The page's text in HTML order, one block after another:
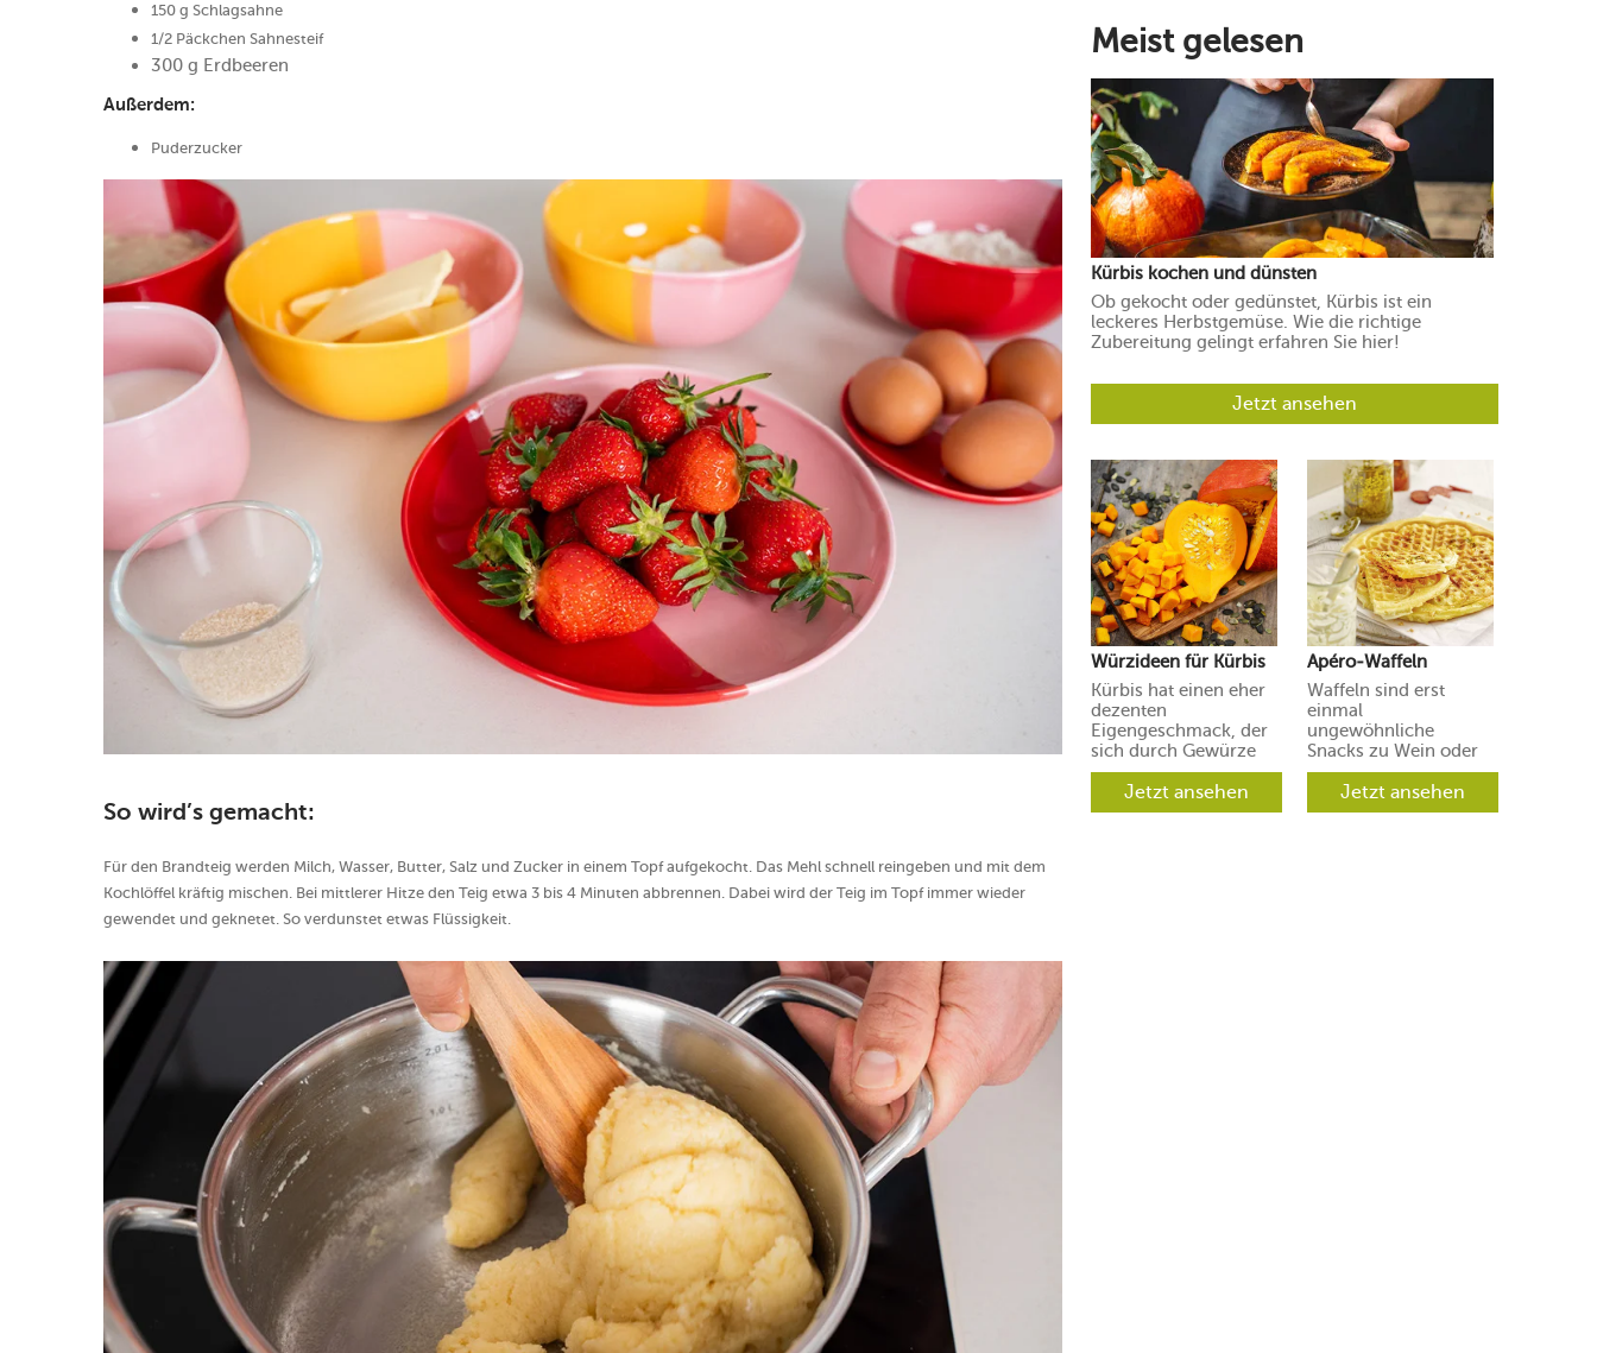
150 g Schlagsahne
1/2 Päckchen Sahnesteif
300 g Erdbeeren
Außerdem:
Puderzucker
So wird’s gemacht:
Für den Brandteig werden Milch, Wasser, Butter, Salz und Zucker in einem Topf aufgekocht. Das Mehl schnell reingeben und mit dem
Kochlöffel kräftig mischen. Bei mittlerer Hitze den Teig etwa 3 bis 4 Minuten abbrennen. Dabei wird der Teig im Topf immer wieder
gewendet und geknetet. So verdunstet etwas Flüssigkeit.
Meist gelesen
Kürbis kochen und dünsten
Ob gekocht oder gedünstet, Kürbis ist ein
leckeres Herbstgemüse. Wie die richtige
Zubereitung gelingt erfahren Sie hier!
Jetzt ansehen
Würzideen für Kürbis
Kürbis hat einen eher
dezenten
Eigengeschmack, der
sich durch Gewürze
und Aromen leicht in
verschiedene
Richtungen lenken
Jetzt ansehen
Apéro-Waffeln
Waffeln sind erst
einmal
ungewöhnliche
Snacks zu Wein oder
Prosecco. Ihre Gäste
werden aber
begeistert sein.
Jetzt ansehen